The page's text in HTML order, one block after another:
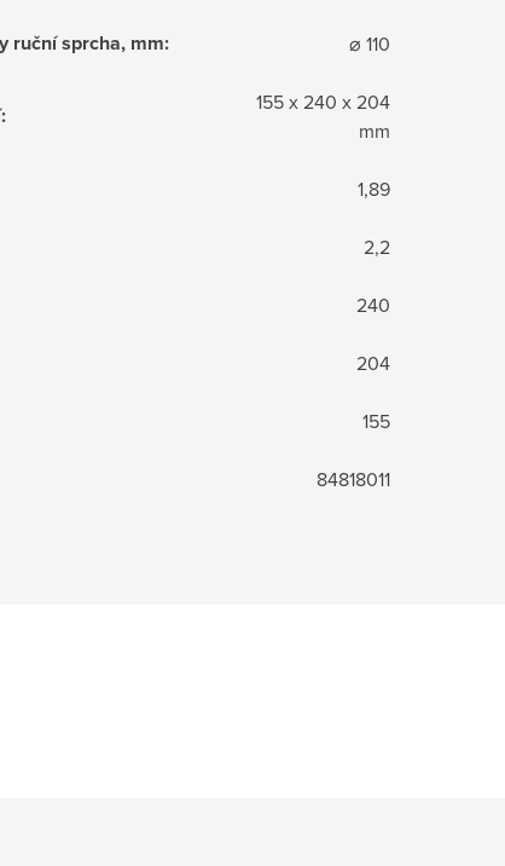
ruční sprcha, mm: ⌀ 110
:
155 x 240 x 204
mm
1,89
2,2
240
204
155
84818011